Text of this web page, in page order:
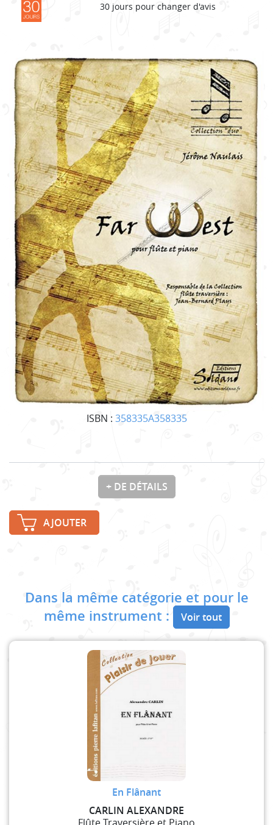
ISBN : 358335A358335
30 jours pour changer d'avis
+ DE DÉTAILS
AJOUTER
Dans la même catégorie et pour le
même instrument :
Voir tout
En Flânant
CARLIN ALEXANDRE